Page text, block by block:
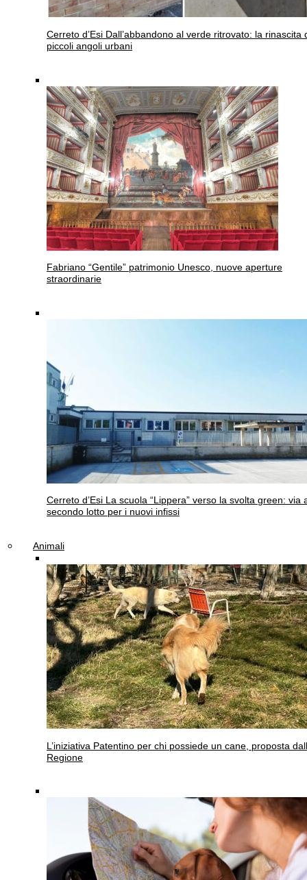
Cerreto d’Esi Dall’abbandono al verde ritrovato: la rinascita
piccoli angoli urbani
Fabriano “Gentile” patrimonio Unesco, nuove aperture
straordinarie
Cerreto d’Esi La scuola “Lippera” verso la svolta green: via
secondo lotto per i nuovi infissi
Animali
L’iniziativa Patentino per chi possiede un cane, proposta
Regione